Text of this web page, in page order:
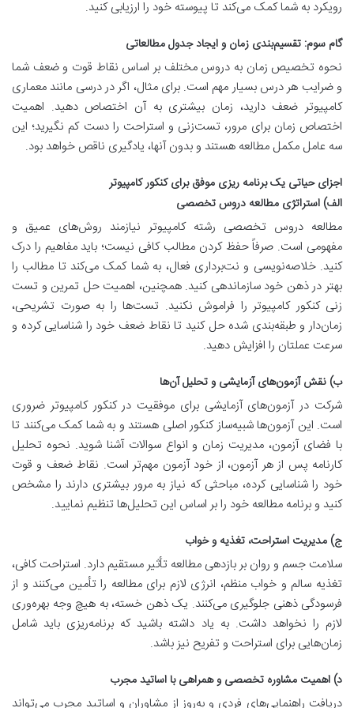
رویکرد به شما کمک می‌کند تا پیوسته خود را ارزیابی کنید.
گام سوم: تقسیم‌بندی زمان و ایجاد جدول مطالعاتی
نحوه تخصیص زمان به دروس مختلف بر اساس نقاط قوت و ضعف شما
و ضرایب هر درس بسیار مهم است. برای مثال، اگر در درسی مانند معماری
کامپیوتر ضعف دارید، زمان بیشتری به آن اختصاص دهید. اهمیت
اختصاص زمان برای مرور، تست‌زنی و استراحت را دست کم نگیرید؛ این
سه عامل مکمل مطالعه هستند و بدون آنها، یادگیری ناقص خواهد بود.
اجزای حیاتی یک برنامه ریزی موفق برای کنکور کامپیوتر
الف) استراتژی مطالعه دروس تخصصی
مطالعه دروس تخصصی رشته کامپیوتر نیازمند روش‌های عمیق و
مفهومی است. صرفاً حفظ کردن مطالب کافی نیست؛ باید مفاهیم را درک
کنید. خلاصه‌نویسی و نت‌برداری فعال، به شما کمک می‌کند تا مطالب را
بهتر در ذهن خود سازماندهی کنید. همچنین، اهمیت حل تمرین و تست
زنی کنکور کامپیوتر را فراموش نکنید. تست‌ها را به صورت تشریحی،
زمان‌دار و طبقه‌بندی شده حل کنید تا نقاط ضعف خود را شناسایی کرده و
سرعت عملتان را افزایش دهید.
ب) نقش آزمون‌های آزمایشی و تحلیل آن‌ها
شرکت در آزمون‌های آزمایشی برای موفقیت در کنکور کامپیوتر ضروری
است. این آزمون‌ها شبیه‌ساز کنکور اصلی هستند و به شما کمک می‌کنند تا
با فضای آزمون، مدیریت زمان و انواع سوالات آشنا شوید. نحوه تحلیل
کارنامه پس از هر آزمون، از خود آزمون مهم‌تر است. نقاط ضعف و قوت
خود را شناسایی کرده، مباحثی که نیاز به مرور بیشتری دارند را مشخص
کنید و برنامه مطالعه خود را بر اساس این تحلیل‌ها تنظیم نمایید.
ج) مدیریت استراحت، تغذیه و خواب
سلامت جسم و روان بر بازدهی مطالعه تأثیر مستقیم دارد. استراحت کافی،
تغذیه سالم و خواب منظم، انرژی لازم برای مطالعه را تأمین می‌کنند و از
فرسودگی ذهنی جلوگیری می‌کنند. یک ذهن خسته، به هیچ وجه بهره‌وری
لازم را نخواهد داشت. به یاد داشته باشید که برنامه‌ریزی باید شامل
زمان‌هایی برای استراحت و تفریح نیز باشد.
د) اهمیت مشاوره تخصصی و همراهی با اساتید مجرب
دریافت راهنمایی‌های فردی و به‌روز از مشاوران و اساتید مجرب می‌تواند